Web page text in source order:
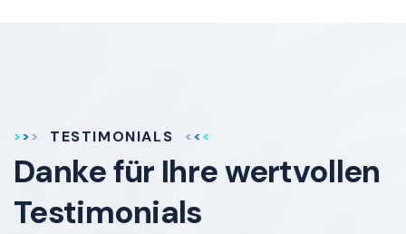
TESTIMONIALS
Danke für Ihrewertvollen
Testimonials